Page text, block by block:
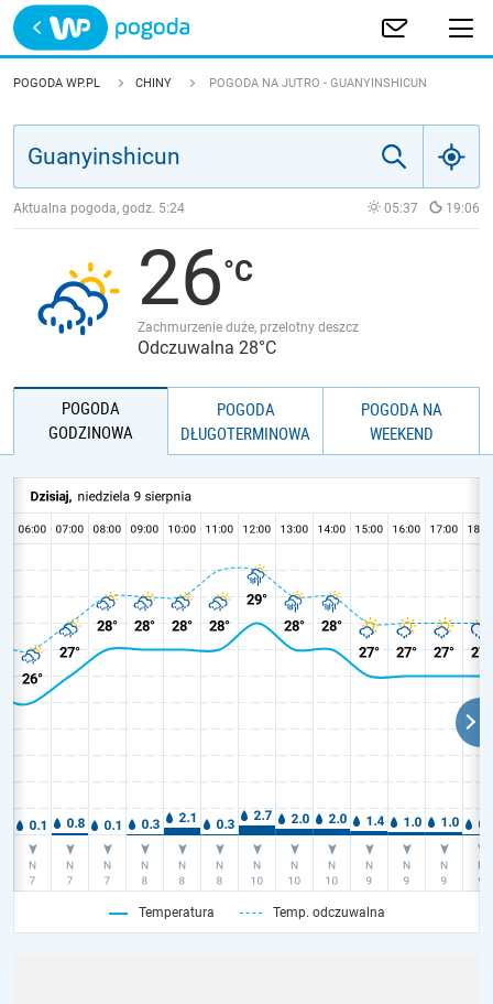
Trwa ładowanie
POLSKA
JAKOŚĆ POWIETRZA
POGODA WP.PL CHINY POGODA NA JUTRO - GUANYINSHICUN
Aktualna pogoda, godz. 5:24 05:37 19:06
26
Zachmurzenie duże, przelotny deszcz
Odczuwalna 28°C
POGODA
GODZINOWA
POGODA
DŁUGOTERMINOWA
POGODA NA
WEEKEND
Temperatura Temp. odczuwalna